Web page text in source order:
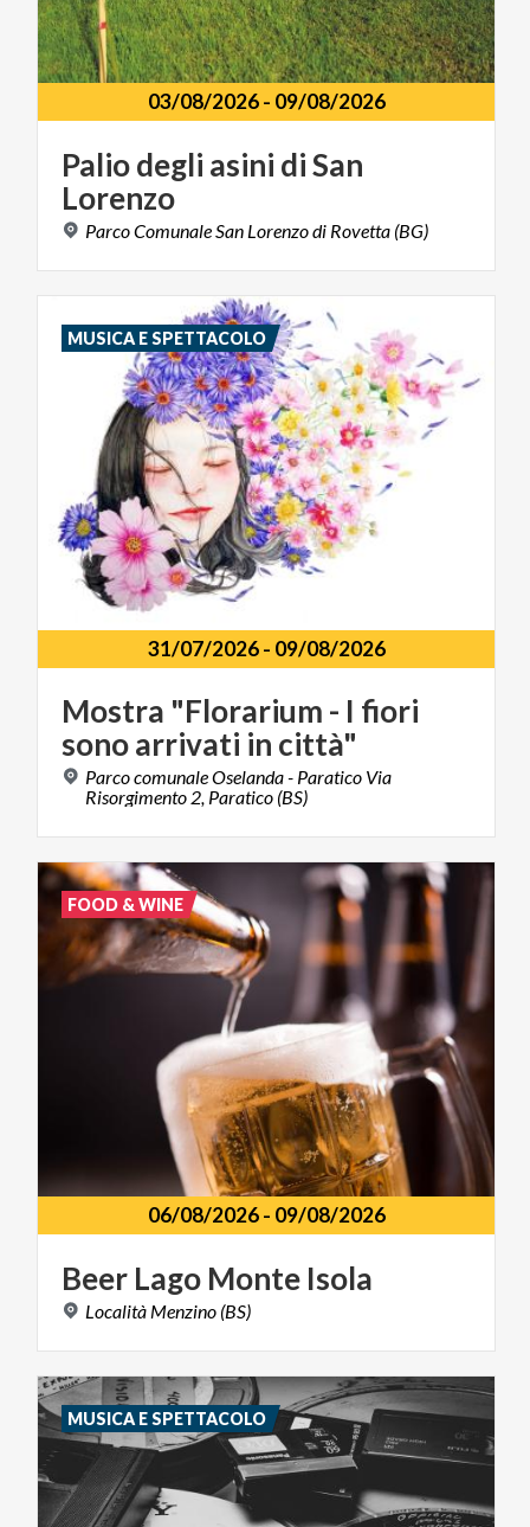
03/08/2026- 09/08/2026
Paliodegli asini diSan
Lorenzo
ParcoComunale San Lorenzodi Rovetta (BG)
31/07/2026- 09/08/2026
Mostra "Florarium - I fiori
sonoarrivati in città"
Parco comunale Oselanda - Paratico Via
Risorgimento 2, Paratico (BS)
MUSICA E SPETTACOLO
06/08/2026- 09/08/2026
Beer Lago Monte Isola
Località Menzino (BS)
FOOD & WINE
MUSICA E SPETTACOLO